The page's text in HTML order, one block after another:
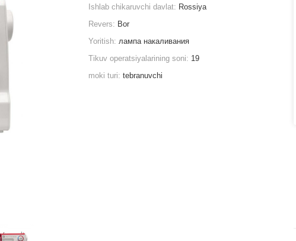
Ishlab chikaruvchi davlat: Rossiya
Revers: Bor
Yoritish:лампа накаливания
Tikuv operatsiyalarining soni: 19
moki turi:tebranuvchi